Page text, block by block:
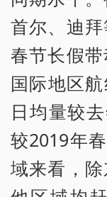
首尔、迪
春节长假
国际地区
日均量较
较2019年
域来看，